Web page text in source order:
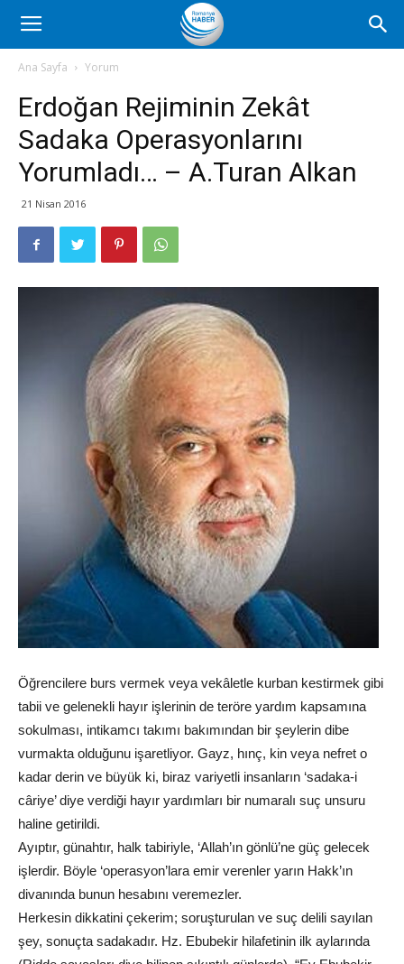
Romanya
Haber
Ana Sayfa Yorum
Erdoğan Rejiminin Zekât
Sadaka Operasyonlarını
Yorumladı… – A.Turan Alkan
21 Nisan 2016
Öğrencilere burs vermek veya vekâletle kurban kestirmek gibi
tabii ve gelenekli hayır işlerinin de teröre yardım kapsamına
sokulması, intikamcı takımı bakımından bir şeylerin dibe
vurmakta olduğunu işaretliyor. Gayz, hınç, kin veya nefret o
kadar derin ve büyük ki, biraz variyetli insanların ‘sadaka-i
câriye’ diye verdiği hayır yardımları bir numaralı suç unsuru
haline getirildi.
Ayıptır, günahtır, halk tabiriyle, ‘Allah’ın gönlü’ne güç gelecek
işlerdir. Böyle ‘operasyon’lara emir verenler yarın Hakk’ın
divanında bunun hesabını veremezler.
Herkesin dikkatini çekerim; soruşturulan ve suç delili sayılan
şey, sonuçta sadakadır. Hz. Ebubekir hilafetinin ilk aylarında